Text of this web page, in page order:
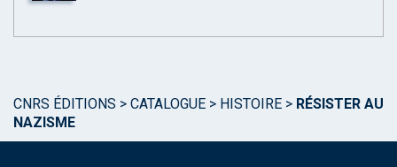
CNRS ÉDITIONS > CATALOGUE > HISTOIRE > RÉSISTER AU
NAZISME